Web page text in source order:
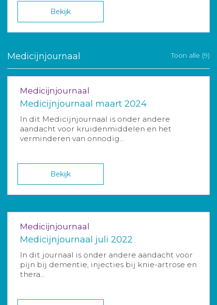
Bekijk
Medicijnjournaal Toon alle (9)
Medicijnjournaal
Medicijnjournaal maart 2024
In dit Medicijnjournaal is onder andere
aandacht voor kruidenmiddelen en het
verminderen van onnodig...
Bekijk
Medicijnjournaal
Medicijnjournaal juli 2022
In dit journaal is onder andere aandacht voor
pijn bij dementie, injecties bij knie-artrose en
thera...